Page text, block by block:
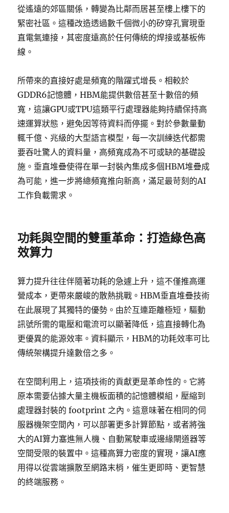
從遙遠的郊區關係，轉變為比鄰而居甚至樓上樓下的
緊密社區。這種改造透過數千個微小的矽穿孔實現垂
直電氣連接，其密度遠高於任何傳統的焊接或基板佈
線。
所帶來的直接好處是頻寬的階躍式增長。相較於
GDDR6記憶體，HBM能提供數倍甚至十數倍的頻
寬，這讓GPU或TPU這類平行處理器能夠持續保持高
速運算狀態，避免因等待資料而停擺。對於參數量動
輒千億、兆級的大型語言模型，每一次訓練迭代都需
要吞吐驚人的資料量，高頻寬成為不可或缺的基礎設
施。垂直堆疊使得在單一封裝內集成多個HBM堆疊成
為可能，進一步將總頻寬推向新高，滿足最苛刻的AI
工作負載需求。
功耗與空間的雙重革命：打造綠色高
效算力
算力提升往往伴隨著功耗的急遽上升，這不僅推高運
營成本，更帶來嚴峻的散熱挑戰。HBM垂直堆疊技術
在此展現了其獨特的優勢。由於互連距離極短，驅動
訊號所需的電壓和電流可以顯著降低，這直接轉化為
更優異的能源效率。資料顯示，HBM的功耗效率可比
傳統架構提升達數倍之多。
在空間利用上，這項技術的貢獻更是革命性的。它將
原本需要佔據大量主機板面積的記憶體模組，壓縮到
處理器封裝的 footprint 之內。這意味著在相同的伺
服器機架空間內，可以部署更多計算節點，或者將強
大的AI算力塞進無人機、自動駕駛車或邊緣閘道器等
空間受限的裝置中。這種高算力密度的實現，讓AI應
用得以從雲端擴散至網路末梢，催生更即時、更智慧
的終端服務。